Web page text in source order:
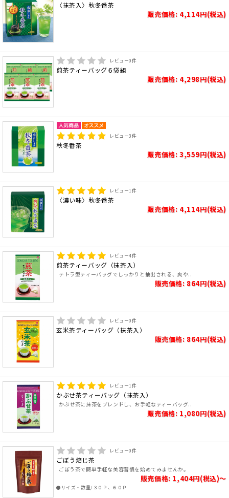
〈抹茶入〉秋冬番茶
販売価格: 4,114円(税込)
レビュー0件
煎茶ティーバッグ６袋組
販売価格: 4,298円(税込)
レビュー3件
秋冬番茶
販売価格: 3,559円(税込)
レビュー1件
〈濃い味〉秋冬番茶
販売価格: 4,114円(税込)
レビュー4件
煎茶ティーバッグ（抹茶入）
テトラ型ティーバッグでしっかりと抽出される、爽や..
販売価格: 864円(税込)
レビュー0件
玄米茶ティーバッグ（抹茶入）
販売価格: 864円(税込)
レビュー1件
かぶせ茶ティーバッグ（抹茶入）
かぶせ茶に抹茶をブレンドし、お手軽なティーバッグ..
販売価格: 1,080円(税込)
レビュー0件
ごぼう焙じ茶
ごぼう茶で簡単手軽な美容習慣を始めてみませんか。
販売価格: 1,404円(税込)～
●サイズ・数量/３０Ｐ、６０Ｐ